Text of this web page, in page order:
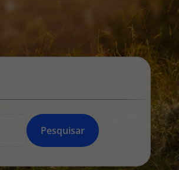
no Estrangeiro
das suas viagens, tem ainda ao seu
a funcionar todos os dias úteis das
das 10:00 às 14:00.
Pesquisar